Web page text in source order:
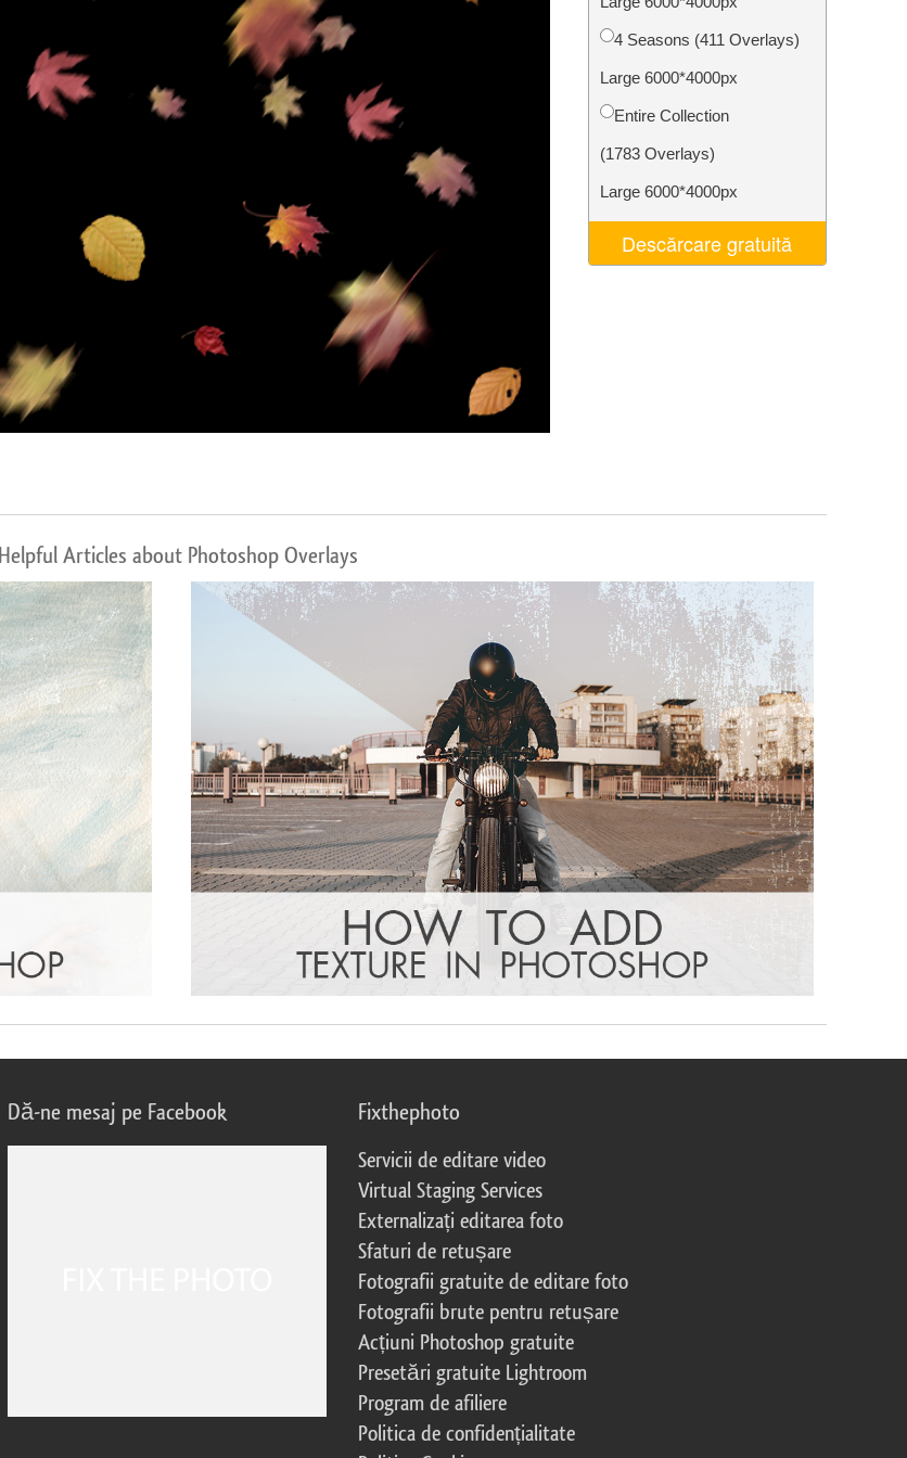
Bijuterii Retușând Servicii Date de Antrenament AI
4 Seasons (411 Overlays)
Large 6000*4000px
Entire Collection
(1783 Overlays)
Large 6000*4000px
Descărcare gratuită
Helpful Articles about Photoshop Overlays
Dă-ne mesaj pe Facebook Fixthephoto
Servicii de editare video
Virtual Staging Services
Externalizați editarea foto
Sfaturi de retușare
Fotografii gratuite de editare foto
Fotografii brute pentru retușare
Acțiuni Photoshop gratuite
Presetări gratuite Lightroom
Program de afiliere
Politica de confidențialitate